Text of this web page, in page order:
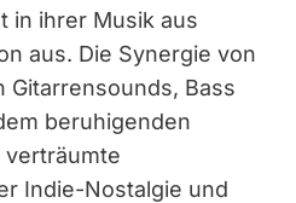
in ihrer Musik aus
aus. Die Synergie von
Bass
beruhigenden
verträumte
Indie-Nostalgie und